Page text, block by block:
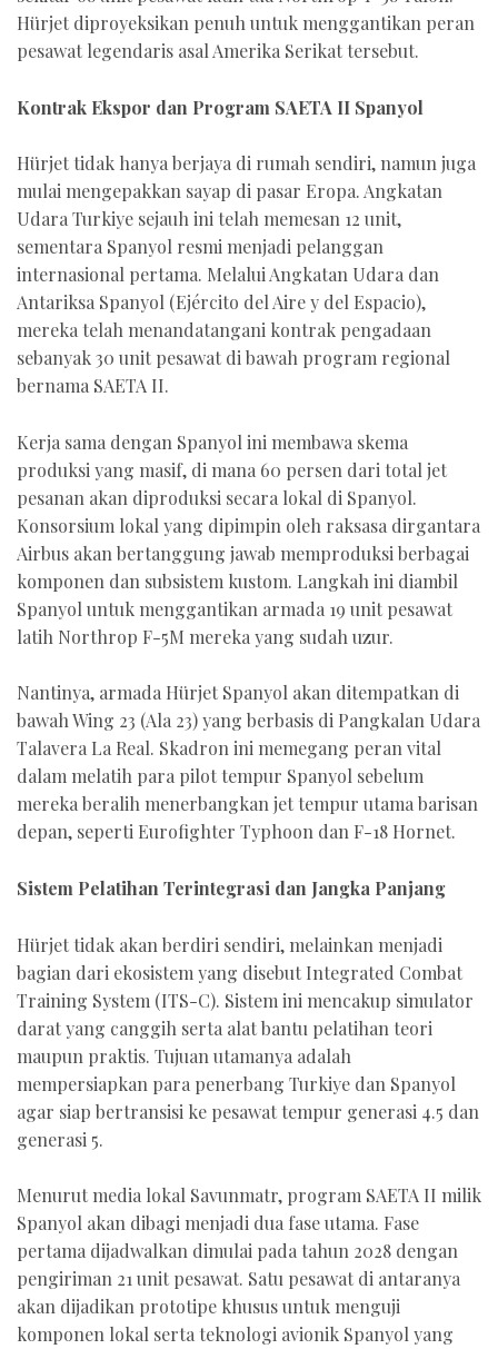
Hürjet diproyeksikan penuh untuk menggantikan peran
pesawat legendaris asal Amerika Serikat tersebut.
Kontrak Ekspor dan Program SAETA II Spanyol
Hürjet tidak hanya berjaya di rumah sendiri, namun juga
mulai mengepakkan sayap di pasar Eropa. Angkatan
Udara Turkiye sejauh ini telah memesan 12 unit,
sementara Spanyol resmi menjadi pelanggan
internasional pertama. Melalui Angkatan Udara dan
Antariksa Spanyol (Ejército del Aire y del Espacio),
mereka telah menandatangani kontrak pengadaan
sebanyak 30 unit pesawat di bawah program regional
bernama SAETA II.
Kerja sama dengan Spanyol ini membawa skema
produksi yang masif, di mana 60 persen dari total jet
pesanan akan diproduksi secara lokal di Spanyol.
Konsorsium lokal yang dipimpin oleh raksasa dirgantara
Airbus akan bertanggung jawab memproduksi berbagai
komponen dan subsistem kustom. Langkah ini diambil
Spanyol untuk menggantikan armada 19 unit pesawat
latih Northrop F-5M mereka yang sudah uzur.
Nantinya, armada Hürjet Spanyol akan ditempatkan di
bawah Wing 23 (Ala 23) yang berbasis di Pangkalan Udara
Talavera La Real. Skadron ini memegang peran vital
dalam melatih para pilot tempur Spanyol sebelum
mereka beralih menerbangkan jet tempur utama barisan
depan, seperti Eurofighter Typhoon dan F-18 Hornet.
Sistem Pelatihan Terintegrasi dan Jangka Panjang
Hürjet tidak akan berdiri sendiri, melainkan menjadi
bagian dari ekosistem yang disebut Integrated Combat
Training System (ITS-C). Sistem ini mencakup simulator
darat yang canggih serta alat bantu pelatihan teori
maupun praktis. Tujuan utamanya adalah
mempersiapkan para penerbang Turkiye dan Spanyol
agar siap bertransisi ke pesawat tempur generasi 4.5 dan
generasi 5.
Menurut media lokal Savunmatr, program SAETA II milik
Spanyol akan dibagi menjadi dua fase utama. Fase
pertama dijadwalkan dimulai pada tahun 2028 dengan
pengiriman 21 unit pesawat. Satu pesawat di antaranya
akan dijadikan prototipe khusus untuk menguji
komponen lokal serta teknologi avionik Spanyol yang